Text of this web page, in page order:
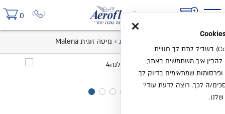
0
מיטות זוגיות מיטה זוגית Malena ×
אנחנו משתמשים בעוגיות (Cookies) בשביל לתת לך חוויית
להבין איך משתמשים באתר,
שמתאימים בדיוק לך.
ה לכך. רוצה לדעת עוד?